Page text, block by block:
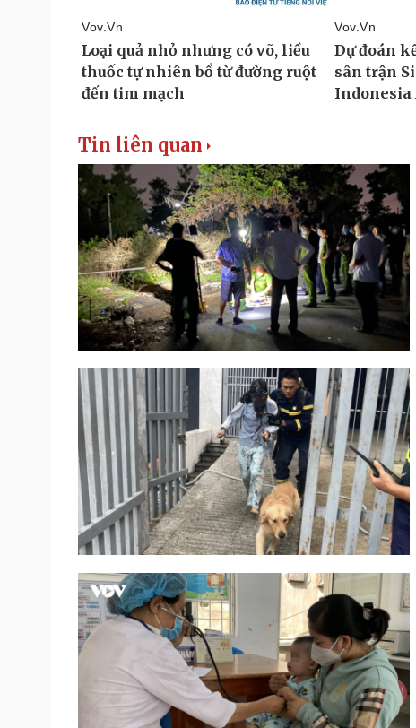
Tin liên quan